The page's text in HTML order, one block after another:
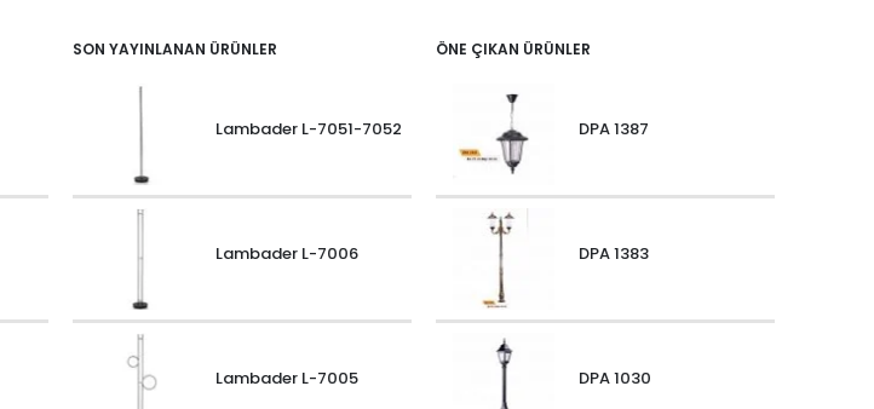
SON YAYINLANAN ÜRÜNLER
Lambader L-7051-7052
Lambader L-7006
Lambader L-7005
ÖNE ÇIKAN ÜRÜNLER
DPA 1387
DPA 1383
DPA 1030